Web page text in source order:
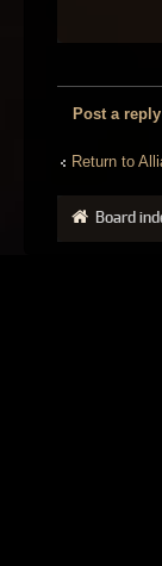
Post a reply
Return to
Board